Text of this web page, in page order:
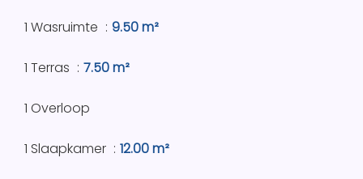
1 Wasruimte 9.50 m²
1 Terras 7.50 m²
1 Overloop
1 Slaapkamer 12.00 m²